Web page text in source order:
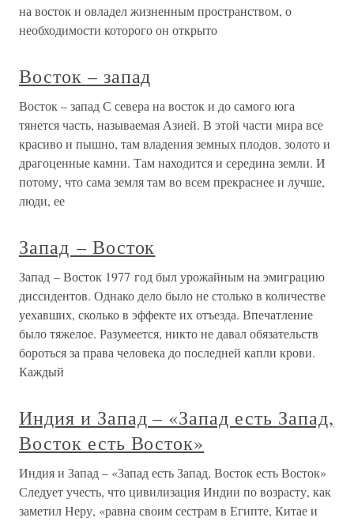
на восток и овладел жизненным пространством, о
необходимости которого он открыто
Восток – запад
Восток – запад С севера на восток и до самого юга
тянется часть, называемая Азией. В этой части мира все
красиво и пышно, там владения земных плодов, золото и
драгоценные камни. Там находится и середина земли. И
потому, что сама земля там во всем прекраснее и лучше,
люди, ее
Запад – Восток
Запад – Восток 1977 год был урожайным на эмиграцию
диссидентов. Однако дело было не столько в количестве
уехавших, сколько в эффекте их отъезда. Впечатление
было тяжелое. Разумеется, никто не давал обязательств
бороться за права человека до последней капли крови.
Каждый
Индия и Запад – «Запад есть Запад,
Восток есть Восток»
Индия и Запад – «Запад есть Запад, Восток есть Восток»
Следует учесть, что цивилизация Индии по возрасту, как
заметил Неру, «равна своим сестрам в Египте, Китае и